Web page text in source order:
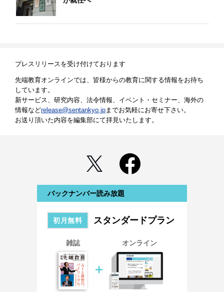
プレスリリースを受け付けております
先端教育オンラインでは、皆様からの教育に関する情報をお待ち
しています。
新サービス、研究内容、法令情報、イベント・セミナー、海外の
情報などrelease@sentankyo.jpまでお気軽にお寄せ下さい。
お送り頂いた内容を編集部にて拝見いたします。
バックナンバー読み放題
初月無料 スタンダードプラン
雑誌
＋
オンライン